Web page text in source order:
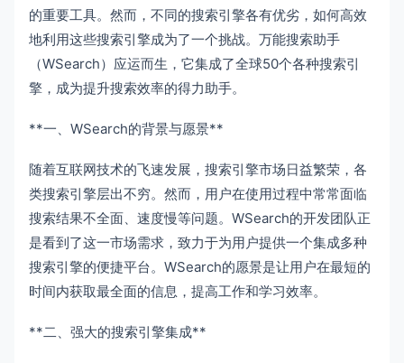
的重要工具。然而，不同的搜索引擎各有优劣，如何高效
地利用这些搜索引擎成为了一个挑战。万能搜索助手
（WSearch）应运而生，它集成了全球50个各种搜索引
擎，成为提升搜索效率的得力助手。
**一、WSearch的背景与愿景**
随着互联网技术的飞速发展，搜索引擎市场日益繁荣，各
类搜索引擎层出不穷。然而，用户在使用过程中常常面临
搜索结果不全面、速度慢等问题。WSearch的开发团队正
是看到了这一市场需求，致力于为用户提供一个集成多种
搜索引擎的便捷平台。WSearch的愿景是让用户在最短的
时间内获取最全面的信息，提高工作和学习效率。
**二、强大的搜索引擎集成**